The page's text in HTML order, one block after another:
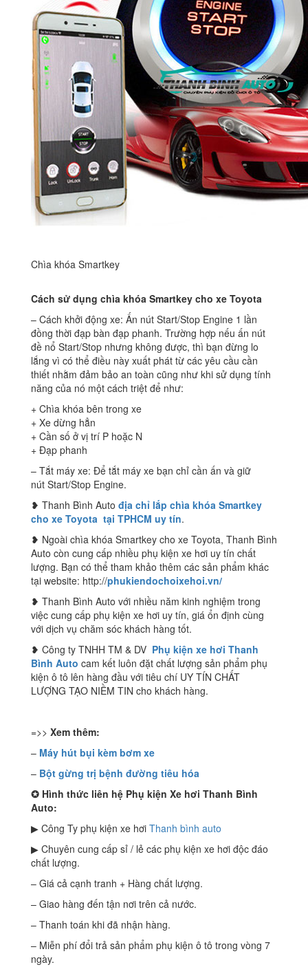
Chìa khóa Smartkey
Cách sử dụng chìa khóa Smartkey cho xe Toyota
– Cách khởi động xe: Ấn nút Start/Stop Engine 1 lần
đồng thời đạp bàn đạp phanh. Trường hợp nếu ấn nút
đề nổ Start/Stop nhưng không được, thì bạn đừng lo
lắng vì có thể điều này xuất phát từ các yêu cầu cần
thiết nhằm đảm bảo an toàn cũng như khi sử dụng tính
năng của nó một cách triệt để như:
+ Chìa khóa bên trong xe
+ Xe dừng hẳn
+ Cần số ở vị trí P hoặc N
+ Đạp phanh
– Tắt máy xe: Để tắt máy xe bạn chỉ cần ấn và giữ
nút Start/Stop Engine.
❥ Thanh Bình Auto địa chỉ lắp chìa khóa Smartkey
cho xe Toyota tại TPHCM uy tín.
❥ Ngoài chìa khóa Smartkey cho xe Toyota, Thanh Bình
Auto còn cung cấp nhiều phụ kiện xe hơi uy tín chất
lượng. Bạn có thể tham khảo thêm các sản phẩm khác
tại website: http://phukiendochoixehoi.vn/
❥ Thanh Bình Auto với nhiều năm kinh nghiệm trong
việc cung cấp phụ kiện xe hơi uy tín, giá ổn định cùng
với dịch vụ chăm sóc khách hàng tốt.
❥ Công ty TNHH TM & DV Phụ kiện xe hơi Thanh
Bình Auto cam kết luôn đặt chất lượng sản phẩm phụ
kiện ô tô lên hàng đầu với tiêu chí UY TÍN CHẤT
LƯỢNG TẠO NIỀM TIN cho khách hàng.
=>> Xem thêm:
– Máy hút bụi kèm bơm xe
– Bột gừng trị bệnh đường tiêu hóa
✪ Hình thức liên hệ Phụ kiện Xe hơi Thanh Bình
Auto:
▶ Công Ty phụ kiện xe hơi Thanh bình auto
▶ Chuyên cung cấp sỉ / lẻ các phụ kiện xe hơi độc đáo
chất lượng.
– Giá cả cạnh tranh + Hàng chất lượng.
– Giao hàng đến tận nơi trên cả nước.
– Thanh toán khi đã nhận hàng.
– Miễn phí đổi trả sản phẩm phụ kiện ô tô trong vòng 7
ngày.